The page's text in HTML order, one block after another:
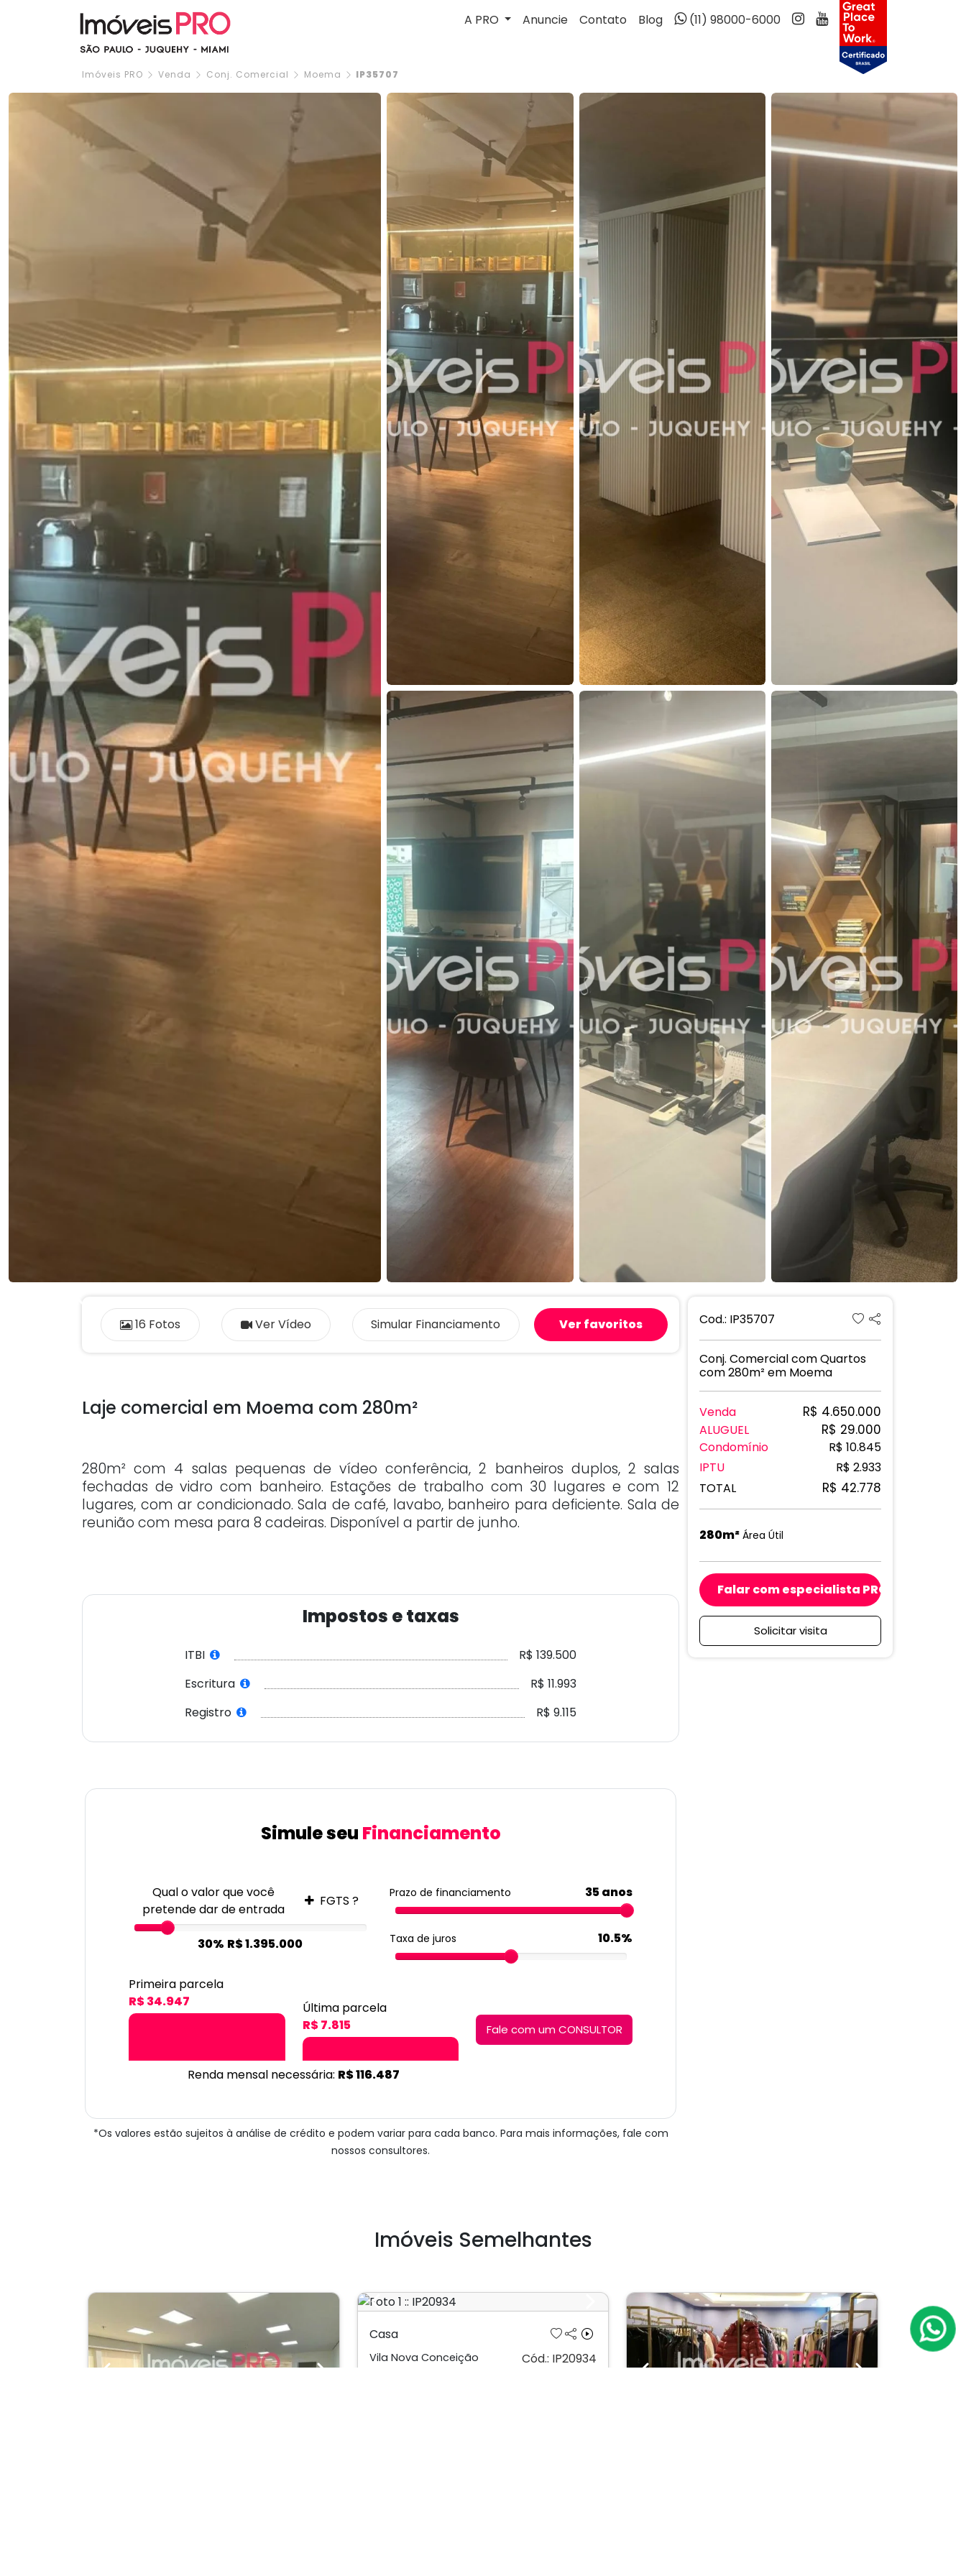
A PRO Anuncie Contato Blog (11) 98000-6000
Imóveis PRO Venda Conj. Comercial Moema IP35707
16 Fotos
Ver Vídeo Simular Financiamento Ver favoritos
Laje comercial em Moema com 280m²
280m² com 4 salas pequenas de vídeo conferência, 2 banheiros duplos, 2 salas
fechadas de vidro com banheiro. Estações de trabalho com 30 lugares e com 12
lugares, com ar condicionado. Sala de café, lavabo, banheiro para deficiente. Sala de
reunião com mesa para 8 cadeiras. Disponível a partir de junho.
Impostos e taxas
ITBI
R$ 139.500
Escritura
R$ 11.993
Registro
R$ 9.115
Simule seu Financiamento
Qual o valor que você
pretende dar de entrada
FGTS ?
30% R$ 1.395.000
Prazo de financiamento 35 anos
Taxa de juros 10.5%
Primeira parcela
R$ 34.947
Última parcela
R$ 7.815
Renda mensal necessária: R$ 116.487
Fale com um CONSULTOR
*Os valores estão sujeitos à análise de crédito e podem variar para cada banco. Para mais informações, fale com
nossos consultores.
Cod.: IP35707
Conj. Comercial com Quartos
com 280m² em Moema
Venda R$ 4.650.000
ALUGUEL R$ 29.000
Condomínio
R$ 10.845
IPTU
R$ 2.933
TOTAL
R$ 42.778
280m² Área Útil
Falar com especialista PRO
Solicitar visita
Imóveis Semelhantes
Previous
Next
Casa
Vila Nova Conceição
Cód.: IP20934